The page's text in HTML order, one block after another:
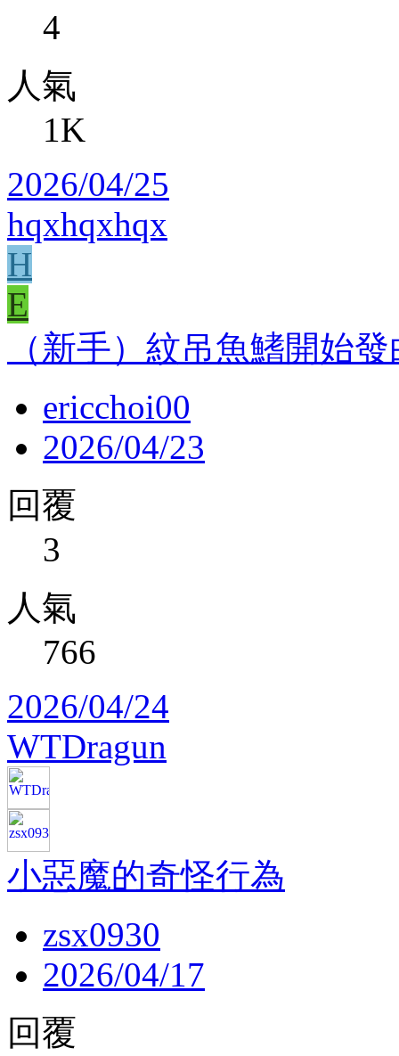
4
人氣
1K
2026/04/25
hqxhqxhqx
H
E
（新手）紋吊魚鰭開始發
ericchoi00
2026/04/23
回覆
3
人氣
766
2026/04/24
WTDragun
小惡魔的奇怪行為
zsx0930
2026/04/17
回覆